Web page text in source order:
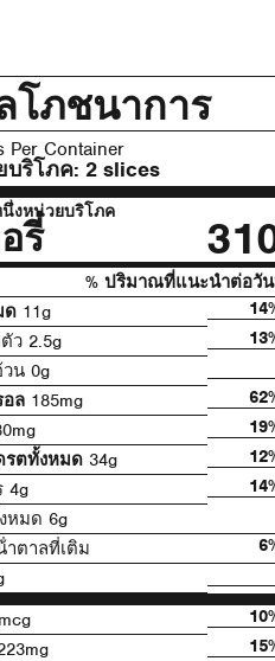
โภชนาการ
Per Container
บริโภค: 2 slices
งหน่วยบริโภค
รี่
% ปริมาณที่แนะนําต่อวั
ด 11g
ว 2.5g
น 0g
อล 185mg
รตทั้งหมด 34g
4g
หมด 6g
าตาลที่เติม